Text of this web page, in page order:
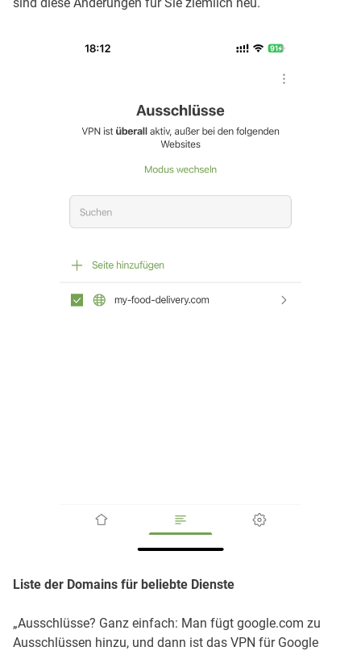
Liste der Domains für beliebte Dienste
„Ausschlüsse? Ganz einfach: Man fügt google.com zu
Ausschlüssen hinzu, und dann ist das VPN für Google